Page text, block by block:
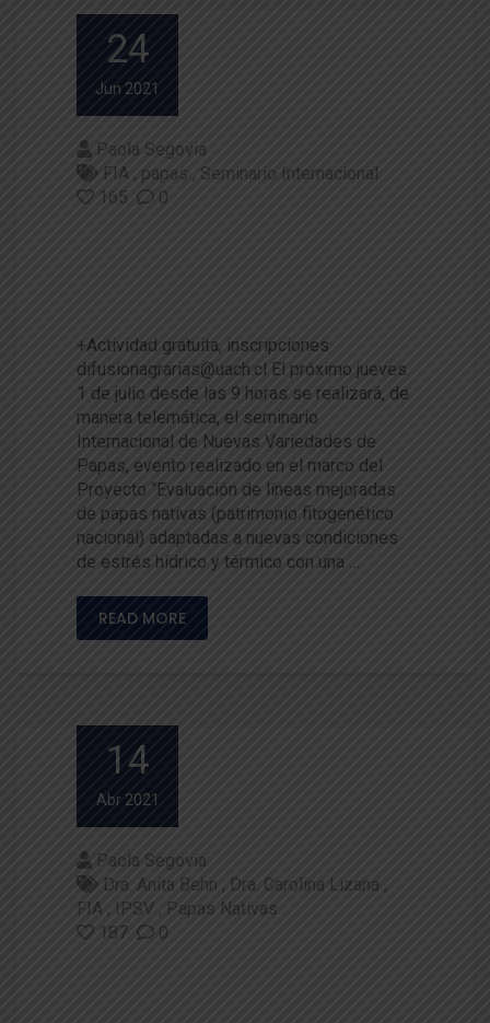
24
Jun 2021
Paola Segovia
FIA
papas
Seminario Internacional
165
0
+Actividad gratuita, inscripciones
difusionagrarias@uach.cl El próximo jueves
1 de julio desde las 9 horas se realizará, de
manera telemática, el seminario
Internacional de Nuevas Variedades de
Papas, evento realizado en el marco del
Proyecto “Evaluación de líneas mejoradas
de papas nativas (patrimonio fitogenético
nacional) adaptadas a nuevas condiciones
de estrés hídrico y térmico con una …
READ MORE
14
Abr 2021
Paola Segovia
Dra. Anita Behn
Dra. Carolina Lizana
FIA
IPSV
Papas Nativas
187
0